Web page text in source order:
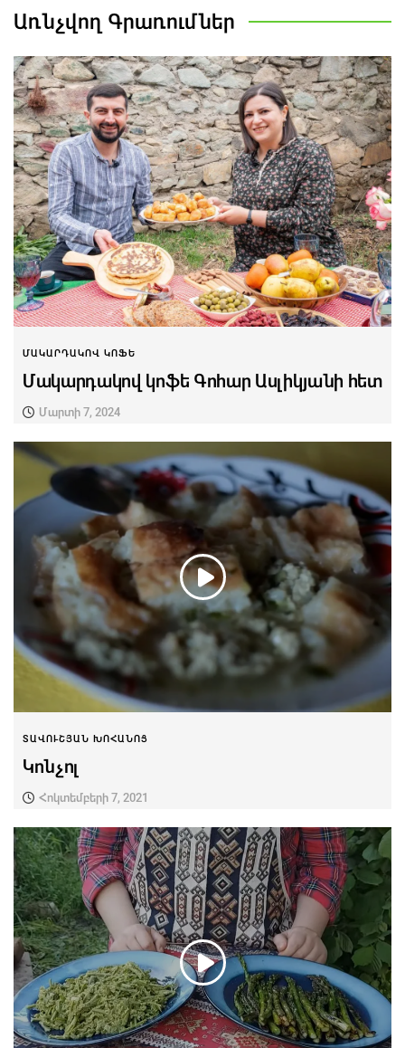
Առնչվող Գրառումներ
ՄԱԿԱՐԴԱԿՈՎ ԿՈՖԵ
Մակարդակով կոֆե Գոհար Ասլիկյանի հետ
Մարտի 7, 2024
ՏԱՎՈՒՇՅԱՆ ԽՈՀԱՆՈՑ
Կոնչոլ
Հոկտեմբերի 7, 2021